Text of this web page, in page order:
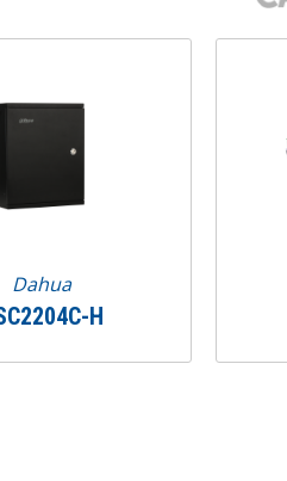
Dahua
H